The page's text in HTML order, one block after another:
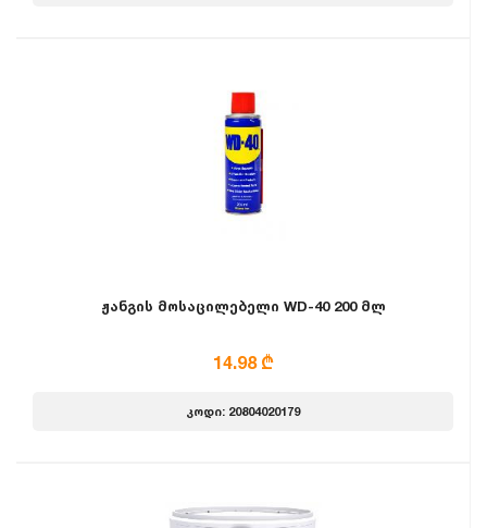
ჟანგის მოსაცილებელი WD-40 200 მლ
14.98 ₾
კოდი: 20804020179